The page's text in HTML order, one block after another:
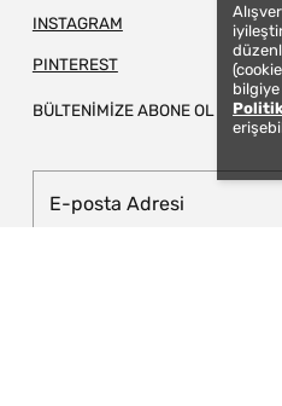
bilgiye
INSTAGRAM
PINTEREST
BÜLTENİMİZE ABONE OL